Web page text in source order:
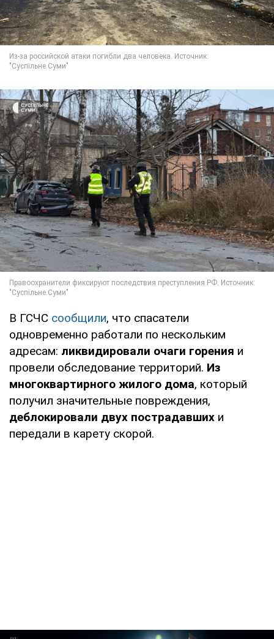
В ГСЧС сообщили, что спасатели
одновременно работали по нескольким
адресам: ликвидировали очаги горения и
провели обследование территорий. Из
многоквартирного жилого дома, который
получил значительные повреждения,
деблокировали двух пострадавших и
передали в карету скорой.